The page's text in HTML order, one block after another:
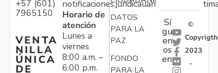
+57 (601)
7965150
VENTA
NILLA
ÚNICA
DE
Horario de
atención
Lunes a
viernes
8:00 a.m. –
6:00 p.m.
DATOS
PARA LA
PAZ
FONDO
PARA LA
Sí
gu
en
os
en:
©
Copyrigth
2023
-